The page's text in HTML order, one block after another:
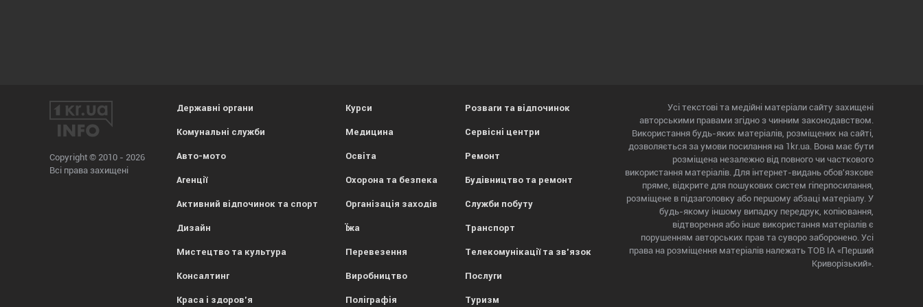
Copyright © 2010 - 2026
Всі права захищені
Державні органи
Комунальні служби
Авто-мото
Агенції
Активний відпочинок та спорт
Дизайн
Мистецтво та культура
Консалтинг
Краса і здоров'я
Курси
Медицина
Освіта
Охорона та безпека
Організація заходів
Їжа
Перевезення
Виробництво
Поліграфія
Розваги та відпочинок
Сервісні центри
Ремонт
Будівництво та ремонт
Служби побуту
Транспорт
Телекомунікації та зв'язок
Послуги
Туризм
Усі текстові та медійні матеріали сайту захищені
авторськими правами згідно з чинним законодавством.
Використання будь-яких матеріалів, розміщених на сайті,
дозволяється за умови посилання на 1kr.ua. Вона має бути
розміщена незалежно від повного чи часткового
використання матеріалів. Для інтернет-видань обов'язкове
пряме, відкрите для пошукових систем гіперпосилання,
розміщене в підзаголовку або першому абзаці матеріалу. У
будь-якому іншому випадку передрук, копіювання,
відтворення або інше використання матеріалів є
порушенням авторських прав та суворо заборонено. Усі
права на розміщення матеріалів належать ТОВ ІА «Перший
Криворізький».